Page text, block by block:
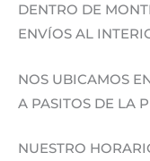
DENTRO DE
ENVÍOS AL
NOS UBICAMOS
A PASITOS DE LA
NUESTRO